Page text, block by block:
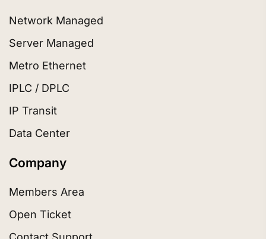
Network Managed
Server Managed
Metro Ethernet
IPLC / DPLC
IP Transit
Data Center
Company
Members Area
Open Ticket